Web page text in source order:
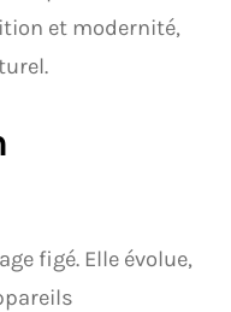
et modernité,
figé. Elle évolue,